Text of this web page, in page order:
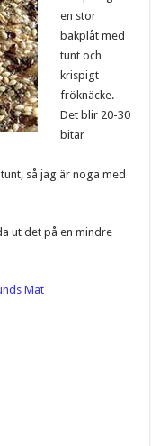
en stor
bakplåt med
tunt och
krispigt
fröknäcke.
Det blir 20-30
bitar
så jag är noga med
ut det på en mindre
Mat